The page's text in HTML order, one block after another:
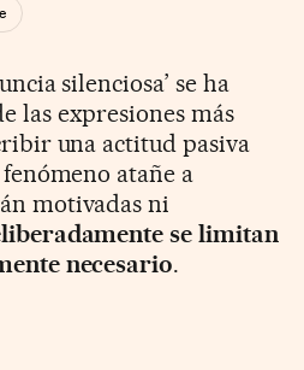
silenciosa’ se ha
las expresiones más
una actitud pasiva
atañe a
motivadas ni
se limitan
necesario.